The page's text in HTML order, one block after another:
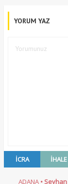
YORUM YAZ